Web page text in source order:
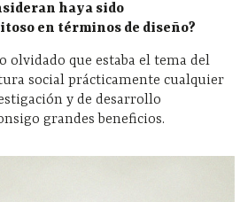
haya sido
en términos de diseño?
olvidado que estaba el tema del
social prácticamente cualquier
y de desarrollo
grandes beneficios.